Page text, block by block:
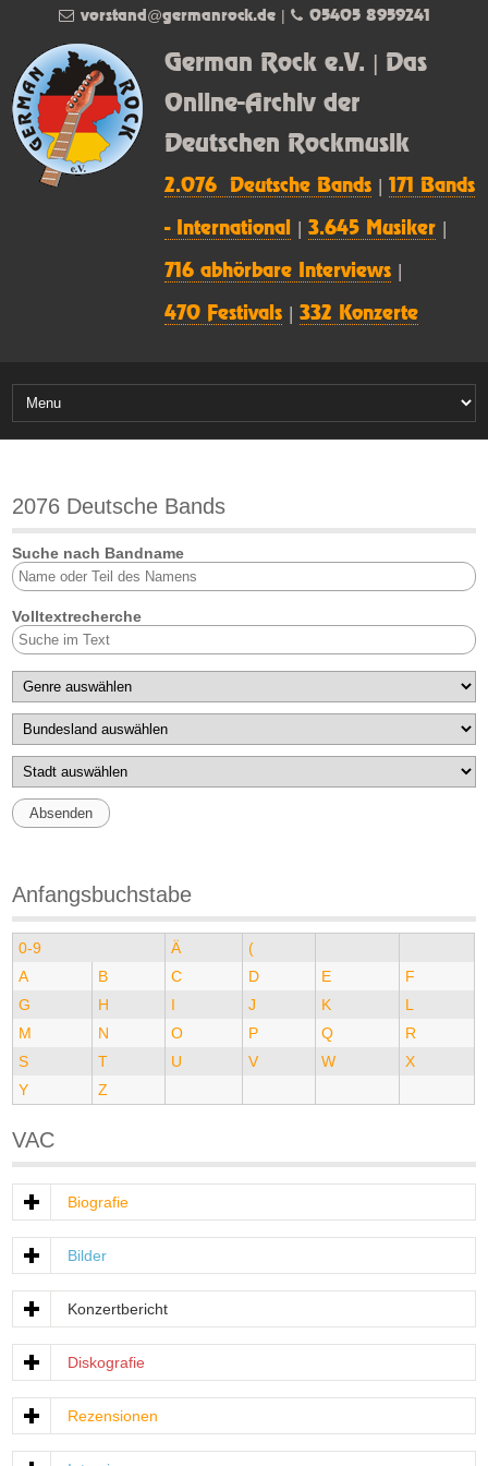
German Rock e.V. | Das
Online-Archiv der
Deutschen Rockmusik
2.076 Deutsche Bands |171 Bands
- International |3.645 Musiker
716 abhörbare Interviews
470 Festivals |332 Konzerte
vorstand@germanrock.de| 05405 8959241
2076 Deutsche Bands
Suche nach Bandname
Volltextrecherche
Anfangsbuchstabe
0-9 Ä
(
A
B C D E
F
G
H I J K
L
M
N O P Q
R
S
T U V W
X
Y
Z
VAC
Biografie
Bilder
Konzertbericht
Diskografie
Rezensionen